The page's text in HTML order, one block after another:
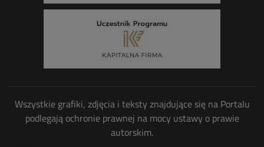
Wszystkie grafiki, zdjęcia i teksty znajdujące się na Portalu
podlegają ochronie prawnej na mocy ustawy o prawie
autorskim.